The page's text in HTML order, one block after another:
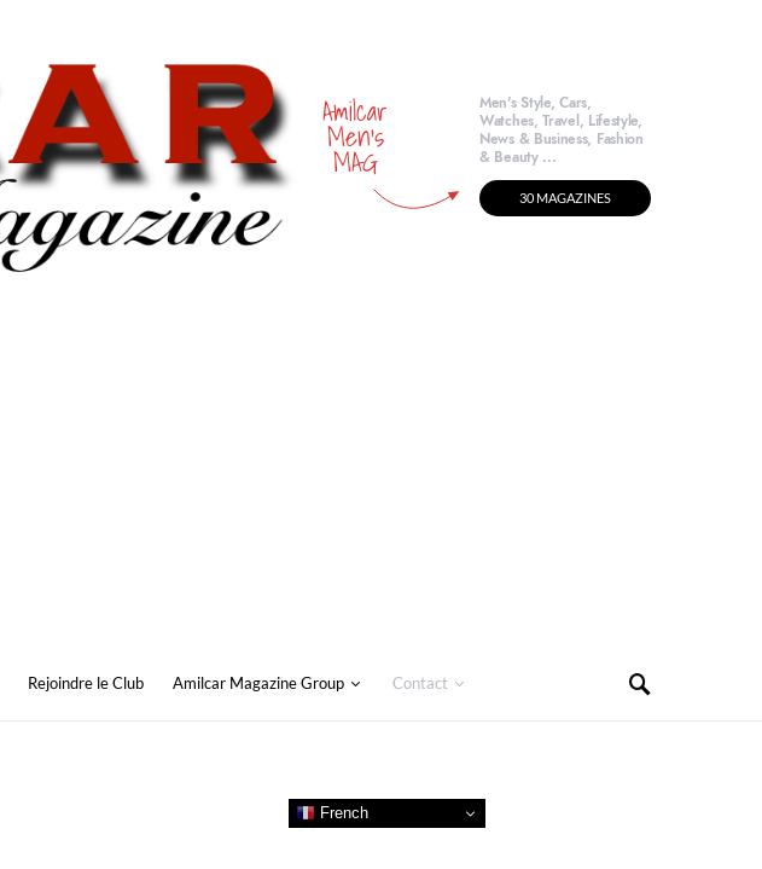
Amilcar
Men's
MAG
Men's Style, Cars,
Watches, Travel, Lifestyle,
News & Business, Fashion
& Beauty ...
30 MAGAZINES
Rejoindre le Club Amilcar Magazine Group Contact
French